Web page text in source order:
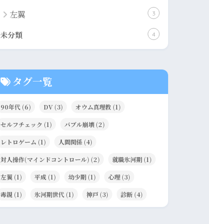
左翼 3
未分類 4
タグ一覧
90年代 (6) DV (3) オウム真理教 (1)
セルフチェック (1) バブル崩壊 (2)
レトロゲーム (1) 人間関係 (4)
対人操作(マインドコントロール) (2) 就職氷河期 (1)
左翼 (1) 平成 (1) 幼少期 (1) 心理 (3)
毒親 (1) 氷河期世代 (1) 神戸 (3) 診断 (4)